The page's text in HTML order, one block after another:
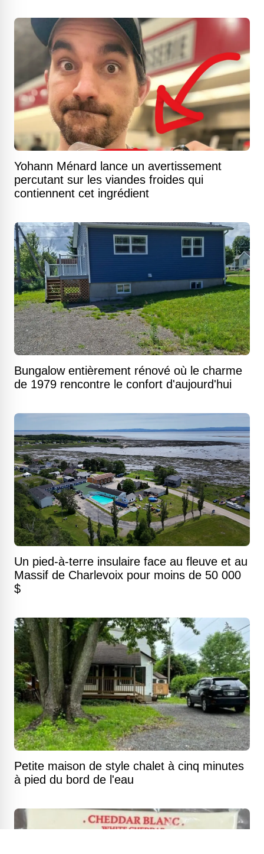
Yohann Ménard lance un avertissement
percutant sur les viandes froides qui
contiennent cet ingrédient
Bungalow entièrement rénové où le charme
de 1979 rencontre le confort d'aujourd'hui
Un pied-à-terre insulaire face au fleuve et au
Massif de Charlevoix pour moins de 50 000
$
Petite maison de style chalet à cinq minutes
à pied du bord de l'eau